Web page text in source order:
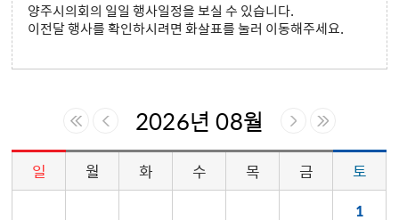
양주시의회의 일일 행사일정을 보실 수 있습니다.
이전달 행사를 확인하시려면 화살표를 눌러 이동해주세요.
2026년 08월
의회소식 > 의사일정 게시판의 (2026년 08월) 달력형태로 일정명, 일정내용을 제공합니다.
일 월 화 수 목 금 토
1